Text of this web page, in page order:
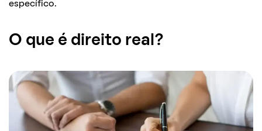
específico.
O que é direito real?